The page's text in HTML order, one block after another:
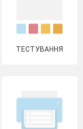
ТЕСТУВАННЯ